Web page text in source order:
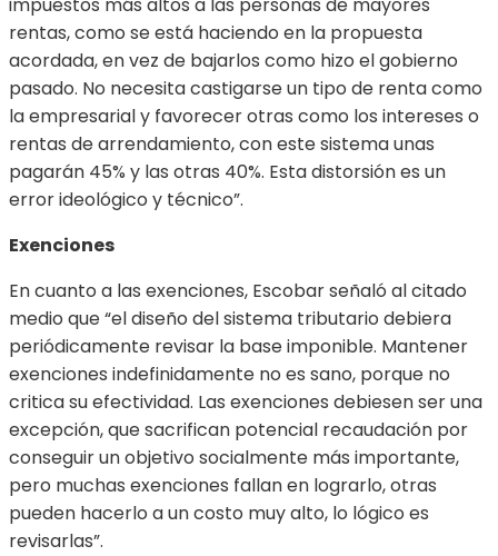
rentas, como se está haciendo en la propuesta
acordada, en vez de bajarlos como hizo el gobierno
pasado. No necesita castigarse un tipo de renta como
la empresarial y favorecer otras como los intereses o
rentas de arrendamiento, con este sistema unas
pagarán 45% y las otras 40%. Esta distorsión es un
error ideológico y técnico”.
Exenciones
En cuanto a las exenciones, Escobar señaló al citado
medio que “el diseño del sistema tributario debiera
periódicamente revisar la base imponible. Mantener
exenciones indefinidamente no es sano, porque no
critica su efectividad. Las exenciones debiesen ser una
excepción, que sacrifican potencial recaudación por
conseguir un objetivo socialmente más importante,
pero muchas exenciones fallan en lograrlo, otras
pueden hacerlo a un costo muy alto, lo lógico es
revisarlas”.